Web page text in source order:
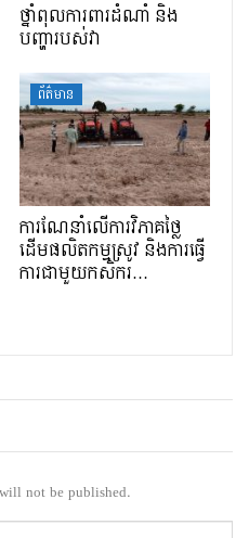
ថ្នាំពុលការពារដំណាំ និង
បញ្ហារបស់វា
ព័ត៌មាន
ការណែនាំលើការវិភាគថ្លៃ
ដើមផលិតកម្មស្រូវ និងការធ្វើ
ការជាមួយកសិករ…
not be published.